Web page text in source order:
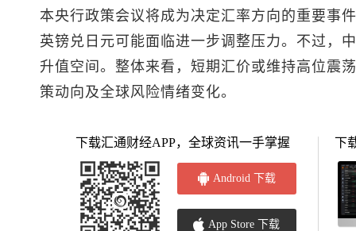
本央行政策会议将成为决定汇率方向的重要事
英镑兑日元可能面临进一步调整压力。不过，
升值空间。整体来看，短期汇价或维持高位震
策动向及全球风险情绪变化。
下载汇通财经APP，全球资讯一手掌握
Android 下载
App Store 下载
下